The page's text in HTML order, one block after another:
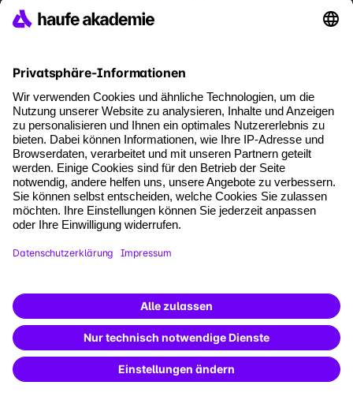
Das könnte Sie auch interessieren
Blog
Was kostet ein LMS? Die wichtigsten